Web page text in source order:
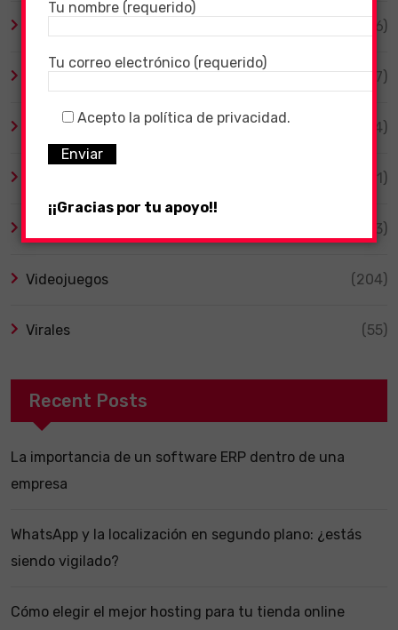
(6)
Programas de TV (67)
Smart TV (4)
(1)
(3)
Videojuegos (204)
Virales (55)
Recent Posts
La importancia de un software ERP dentro de una
empresa
WhatsApp y la localización en segundo plano: ¿estás
siendo vigilado?
Cómo elegir el mejor hosting para tu tienda online
Tu nombre (requerido)
Tu correo electrónico (requerido)
Acepto la política de privacidad.
¡¡Gracias por tu apoyo!!